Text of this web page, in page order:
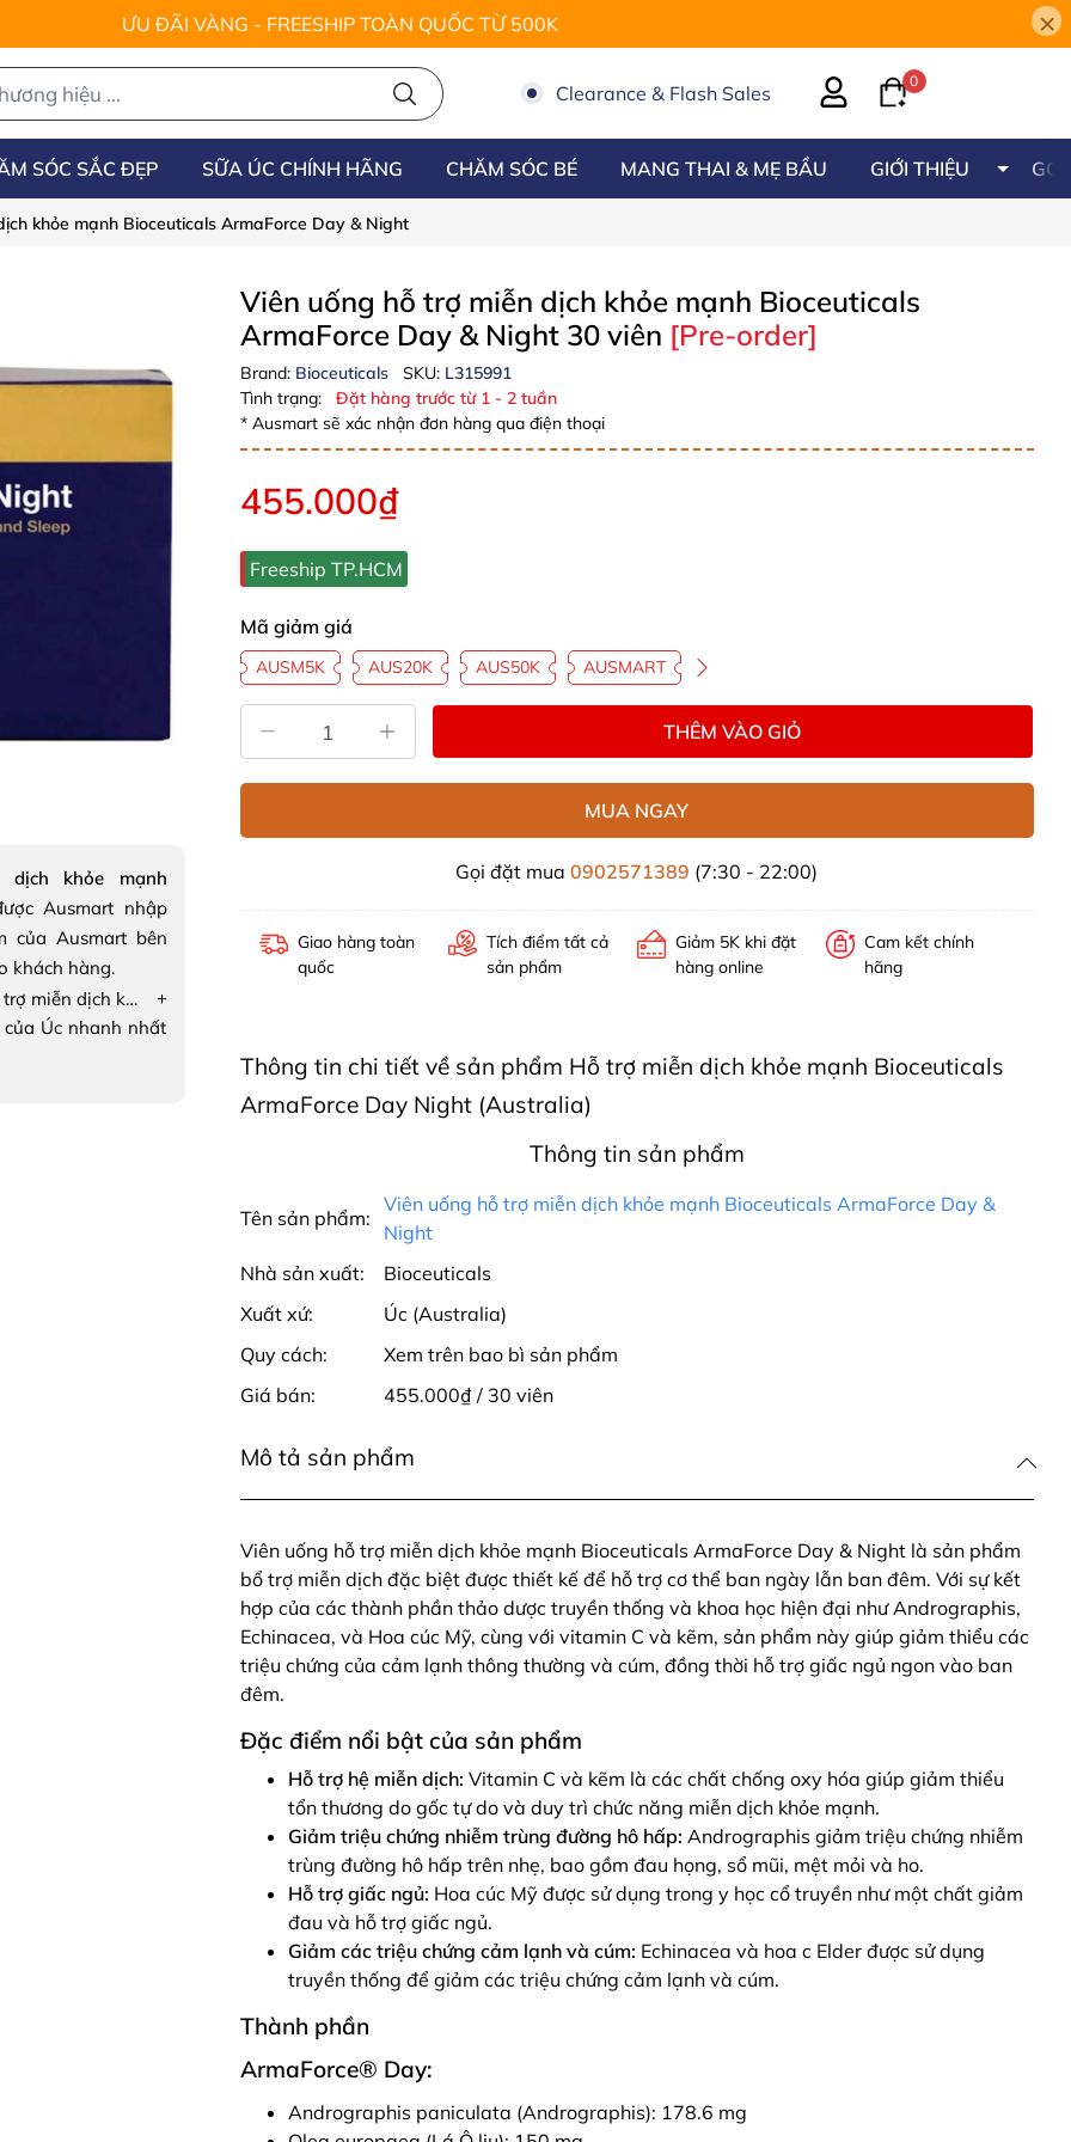
ƯU ĐÃI VÀNG - FREESHIP TOÀN QUỐC TỪ 500K ×
Clearance & Flash Sales
0
SÓC SẮC ĐẸP SỮA ÚC CHÍNH HÃNG CHĂM SÓC BÉ MANG THAI & MẸ BẦU GIỚI THIỆU
khỏe mạnh Bioceuticals ArmaForce Day & Night
khỏe mạnh
Ausmart nhập
của Ausmart bên
khách hàng.
Viên uống hỗ trợ miễn dịch khỏe mạnh Bioceuticals ArmaForce Day & Night
+
Úc nhanh nhất
Viên uống hỗ trợ miễn dịch khỏe mạnh Bioceuticals
ArmaForce Day & Night 30 viên [Pre-order]
Brand: Bioceuticals SKU: L315991
Tình trạng:
Đặt hàng trước từ 1 - 2 tuần
* Ausmart sẽ xác nhận đơn hàng qua điện thoại
455.000₫
Freeship TP.HCM
Mã giảm giá
AUSM5K AUS20K AUS50K AUSMART
THÊM VÀO GIỎ
MUA NGAY
Gọi đặt mua0902571389 (7:30 - 22:00)
Giao hàng toàn
quốc
Tích điểm tất cả
sản phẩm
Giảm 5K khi đặt
hàng online
Cam kết chính
hãng
Thông tin chi tiết về sản phẩm Hỗ trợ miễn dịch khỏe mạnh Bioceuticals
ArmaForce Day Night (Australia)
Thông tin sản phẩm
Tên sản phẩm:
Viên uống hỗ trợ miễn dịch khỏe mạnh Bioceuticals ArmaForce Day &
Night
Nhà sản xuất:
Bioceuticals
Xuất xứ:
Úc (Australia)
Quy cách:
Xem trên bao bì sản phẩm
Giá bán:
455.000₫ / 30 viên
Mô tả sản phẩm
Viên uống hỗ trợ miễn dịch khỏe mạnh Bioceuticals ArmaForce Day & Night là sản phẩm
bổ trợ miễn dịch đặc biệt được thiết kế để hỗ trợ cơ thể ban ngày lẫn ban đêm. Với sự kết
hợp của các thành phần thảo dược truyền thống và khoa học hiện đại như Andrographis,
Echinacea, và Hoa cúc Mỹ, cùng với vitamin C và kẽm, sản phẩm này giúp giảm thiểu các
triệu chứng của cảm lạnh thông thường và cúm, đồng thời hỗ trợ giấc ngủ ngon vào ban
đêm.
Đặc điểm nổi bật của sản phẩm
Hỗ trợ hệ miễn dịch: Vitamin C và kẽm là các chất chống oxy hóa giúp giảm thiểu
tổn thương do gốc tự do và duy trì chức năng miễn dịch khỏe mạnh.
Giảm triệu chứng nhiễm trùng đường hô hấp: Andrographis giảm triệu chứng nhiễm
trùng đường hô hấp trên nhẹ, bao gồm đau họng, sổ mũi, mệt mỏi và ho.
Hỗ trợ giấc ngủ: Hoa cúc Mỹ được sử dụng trong y học cổ truyền như một chất giảm
đau và hỗ trợ giấc ngủ.
Giảm các triệu chứng cảm lạnh và cúm: Echinacea và hoa c Elder được sử dụng
truyền thống để giảm các triệu chứng cảm lạnh và cúm.
Thành phần
ArmaForce® Day:
Andrographis paniculata (Andrographis): 178.6 mg